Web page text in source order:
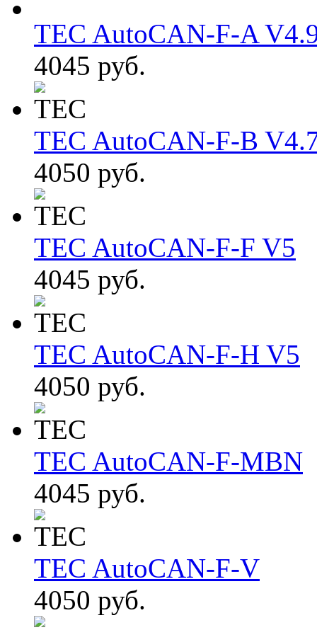
TEC AutoCAN-F-A
4045 руб.
TEC AutoCAN-F-B
4050 руб.
TEC AutoCAN-F-F V5
4045 руб.
TEC AutoCAN-F-H V5
4050 руб.
TEC AutoCAN-F-MBN
4045 руб.
TEC AutoCAN-F-V
4050 руб.